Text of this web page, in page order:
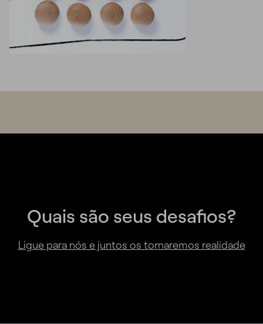
Quais são seus desafios?
Ligue para nós e juntos os tornaremos realidade